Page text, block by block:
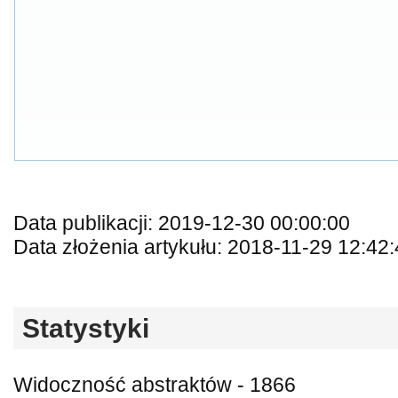
Data publikacji: 2019-12-30 00:00:00
Data złożenia artykułu: 2018-11-29
Statystyki
Widoczność abstraktów - 1866